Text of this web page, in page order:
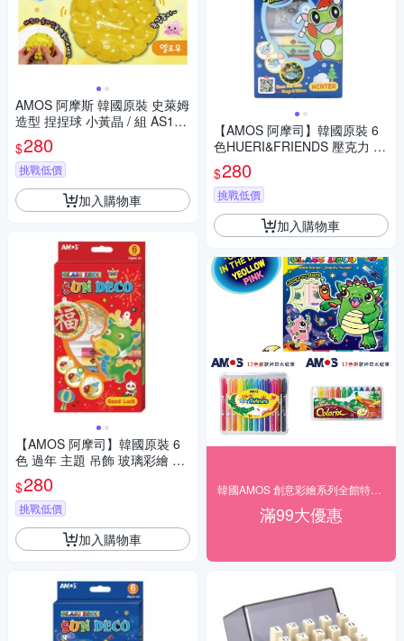
AMOS 阿摩斯 韓國原裝 史萊姆
造型 捏捏球 小黃晶 / 組 AS120
P1-YL
$280
挑戰低價
加入購物車
【AMOS 阿摩司】韓國原裝 6
色 過年 主題 吊飾 玻璃彩繪 膠
/ 組SD10P6-GL
$280
挑戰低價
加入購物車
【AMOS 阿摩司】韓國原裝 6
色HUERI&FRIENDS 壓克力 模
型板 DIY 玻璃彩繪 組/ 組 SD10
P6-H
$280
挑戰低價
加入購物車
滿99大優惠